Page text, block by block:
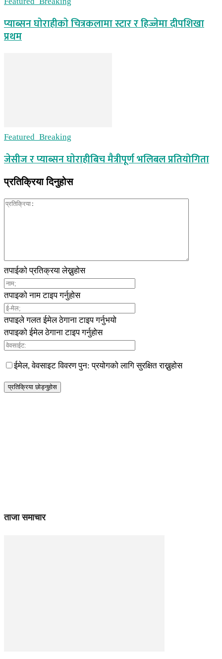
प्याब्सन घाेराहीकाे चित्रकलामा स्टार र हिज्जेमा दीपशिखा
प्रथम
Featured_Breaking
जेसीज र प्याब्सन घाेराहीबिच मैत्रीपूर्ण भलिबल प्रतियोगिता
प्रतिक्रिया दिनुहोस
तपाईको प्रतिक्रया लेख्नुहोस
तपाइको नाम टाइप गर्नुहोस
तपाइले गलत ईमेल ठेगाना टाइप गर्नुभयो
तपाइको ईमेल ठेगाना टाइप गर्नुहोस
ईमेल, वेवसाइट विवरण पुन: प्रयोगको लागि सुरक्षित राख्नुहोस
ताजा समाचार